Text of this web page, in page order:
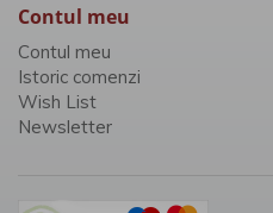
Contul meu
Contul meu
Istoric comenzi
Wish List
Newsletter